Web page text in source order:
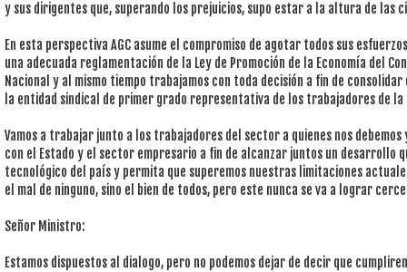
y sus dirigentes que, superando los prejuicios, supo estar a la altura de las
En esta perspectiva AGC asume el compromiso de agotar todos sus
una adecuada reglamentación de la Ley de Promoción de la Economía del
Nacional y al mismo tiempo trabajamos con toda decisión a fin de
la entidad sindical de primer grado representativa de los trabajadores de
Vamos a trabajar junto a los trabajadores del sector a quienes nos
con el Estado y el sector empresario a fin de alcanzar juntos un desarrollo
tecnológico del país y permita que superemos nuestras limitaciones
el mal de ninguno, sino el bien de todos, pero este nunca se va a lograr
Señor Ministro:
Estamos dispuestos al dialogo, pero no podemos dejar de decir que